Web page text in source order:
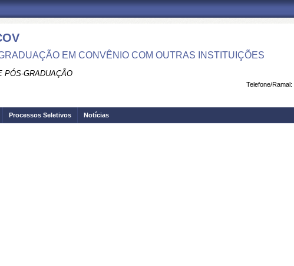
EM CONVÊNIO COM OUTRAS INSTITUIÇÕES
PÓS-GRADUAÇÃO
Telefone/Ramal:
Processos Seletivos Notícias